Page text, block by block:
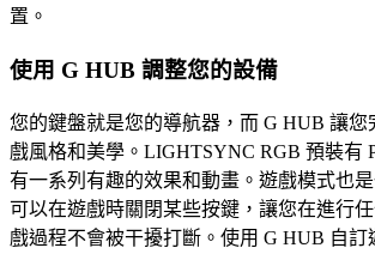
置。
使用 G HUB 調整您的設備
您的鍵盤就是您的導航器，而 G HUB 讓您
戲風格和美學。LIGHTSYNC RGB 預裝有
有一系列有趣的效果和動畫。遊戲模式也
可以在遊戲時關閉某些按鍵，讓您在進行
戲過程不會被干擾打斷。使用 G HUB 自